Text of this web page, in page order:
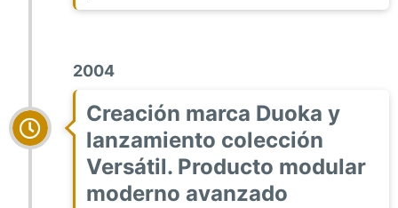
2004
Creación marca Duoka y
lanzamiento colección
Versátil. Producto modular
moderno avanzado